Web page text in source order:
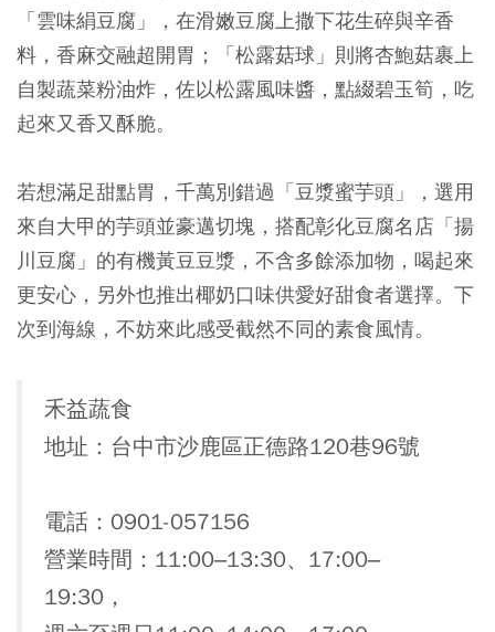
「雲味絹豆腐」，在滑嫩豆腐上撒下花生碎與辛香
料，香麻交融超開胃；「松露菇球」則將杏鮑菇裹上
自製蔬菜粉油炸，佐以松露風味醬，點綴碧玉筍，吃
起來又香又酥脆。
若想滿足甜點胃，千萬別錯過「豆漿蜜芋頭」，選用
來自大甲的芋頭並豪邁切塊，搭配彰化豆腐名店「揚
川豆腐」的有機黃豆豆漿，不含多餘添加物，喝起來
更安心，另外也推出椰奶口味供愛好甜食者選擇。下
次到海線，不妨來此感受截然不同的素食風情。
禾益蔬食
地址：台中市沙鹿區正德路120巷96號
電話：0901-057156
營業時間：11:00–13:30、17:00–
19:30，